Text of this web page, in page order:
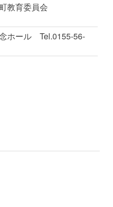
教育委員会
ホール Tel.0155-56-